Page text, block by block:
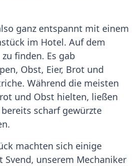
ganz entspannt mit einem
im Hotel. Auf dem
finden. Es gab
Obst, Eier, Brot und
Während die meisten
und Obst hielten, ließen
scharf gewürzte
machten sich einige
Svend, unserem Mechaniker